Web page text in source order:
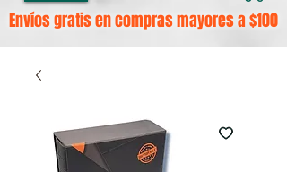
Envíos gratis en compras mayores a $100